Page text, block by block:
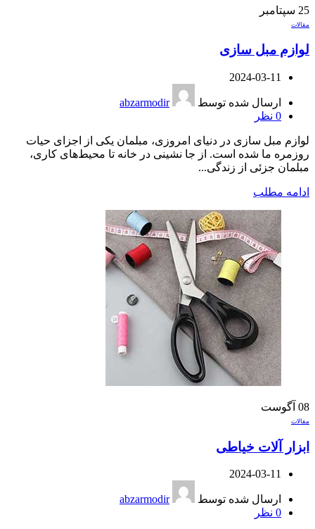
25 سپتامبر
مقالات
لوازم مبل سازی
2024-03-11
ارسال شده توسط
abzarmodir
0 نظر
لوازم مبل سازی در دنیای امروزی، مبلمان یکی از اجزای حیات
روزمره ما شده است. از جا نشینی در خانه تا محیط‌های کاری،
مبلمان جزئی از زندگی...
ادامه مطلب
08 آگوست
مقالات
ابزار آلات خیاطی
2024-03-11
ارسال شده توسط
abzarmodir
0 نظر